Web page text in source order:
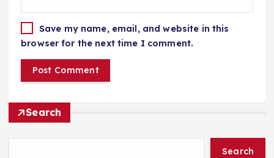
Save my name, email, and website in this
browser for the next time I comment.
Search
Search